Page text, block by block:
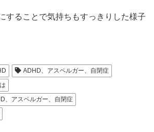
することで気持ちもすっきりした様子
ADHD、アスペルガー、自閉症
、アスペルガー、自閉症